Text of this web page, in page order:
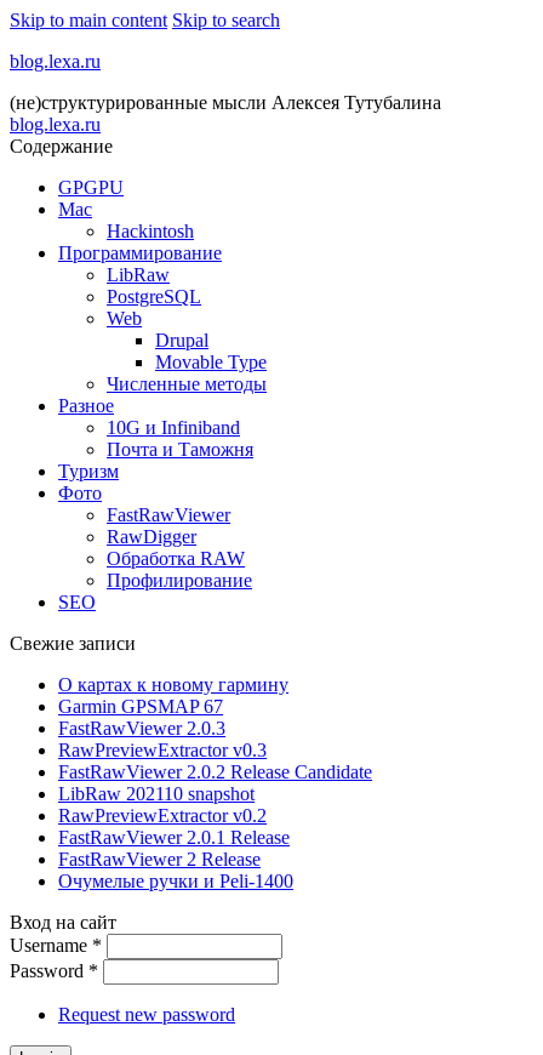
Skip to main content Skip to search
blog.lexa.ru
(не)структурированные мысли Алексея Тутубалина
blog.lexa.ru
Содержание
GPGPU
Mac
Hackintosh
Программирование
LibRaw
PostgreSQL
Web
Drupal
Movable Type
Численные методы
Разное
10G и Infiniband
Почта и Таможня
Туризм
Фото
FastRawViewer
RawDigger
Обработка RAW
Профилирование
SEO
Свежие записи
О картах к новому гармину
Garmin GPSMAP 67
FastRawViewer 2.0.3
RawPreviewExtractor v0.3
FastRawViewer 2.0.2 Release Candidate
LibRaw 202110 snapshot
RawPreviewExtractor v0.2
FastRawViewer 2.0.1 Release
FastRawViewer 2 Release
Очумелые ручки и Peli-1400
Вход на сайт
Username *
Password *
Request new password